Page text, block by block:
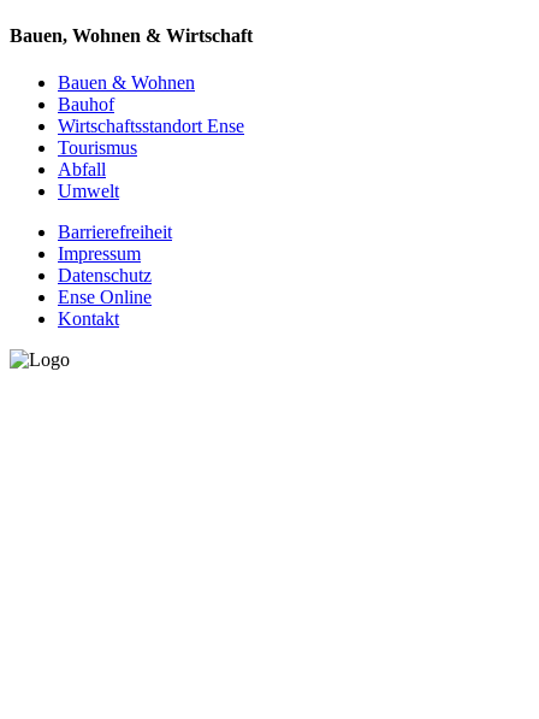
Bauen, Wohnen & Wirtschaft
Bauen & Wohnen
Bauhof
Wirtschaftsstandort Ense
Tourismus
Abfall
Umwelt
Barrierefreiheit
Impressum
Datenschutz
Ense Online
Kontakt